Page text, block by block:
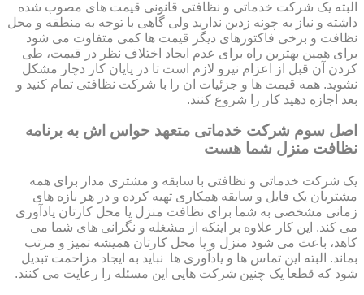
البته یک شرکت خدماتی و نظافتی قانونی قیمت های مصوب شده
داشته و نیاز به چونه زدین ندارید ولی گاهی با توجه به منطقه و محل
نظافت و برخی فاکتورهای دیگر قیمت ها کمی متفاوت می شود
برای همین بهترین راه برای عدم ایجاد اختلاف نظر در قیمت، طی
کردن آن قبل از اعزام نیرو لازم است تا در پایان کار دچار مشکل
نشوید. همه قیمت ها و جزئیات ان را با شرکت نظافتی تمام کنید و
بعد اجازه دهید کار را شروع کنند.
اصل سوم شرکت خدماتی متعهد حواس اش به برنامه
نظافت منزل شما هست
یک شرکت خدماتی و نظافتی با سابقه و مشتری مدار برای همه
مشتریان یک فایل و سابقه همکاری تهیه کرده و در هر بازه های
زمانی مشخصی به شما برای نظافت منزل یا محل کارتان یادآوری
می کند. این کار علاوه بر اینکه از مشغله و نگرانی های شما می
کاهد، باعث می شود منزل و یا محل کارتان همیشه تمیز و مرتب
بماند. البته این تماس ها و یادآوری ها نباید به ایجاد مزاحمت تبدیل
شود که قطعا یک چنین شرکت هایی این مسئله را رعایت می کنند.